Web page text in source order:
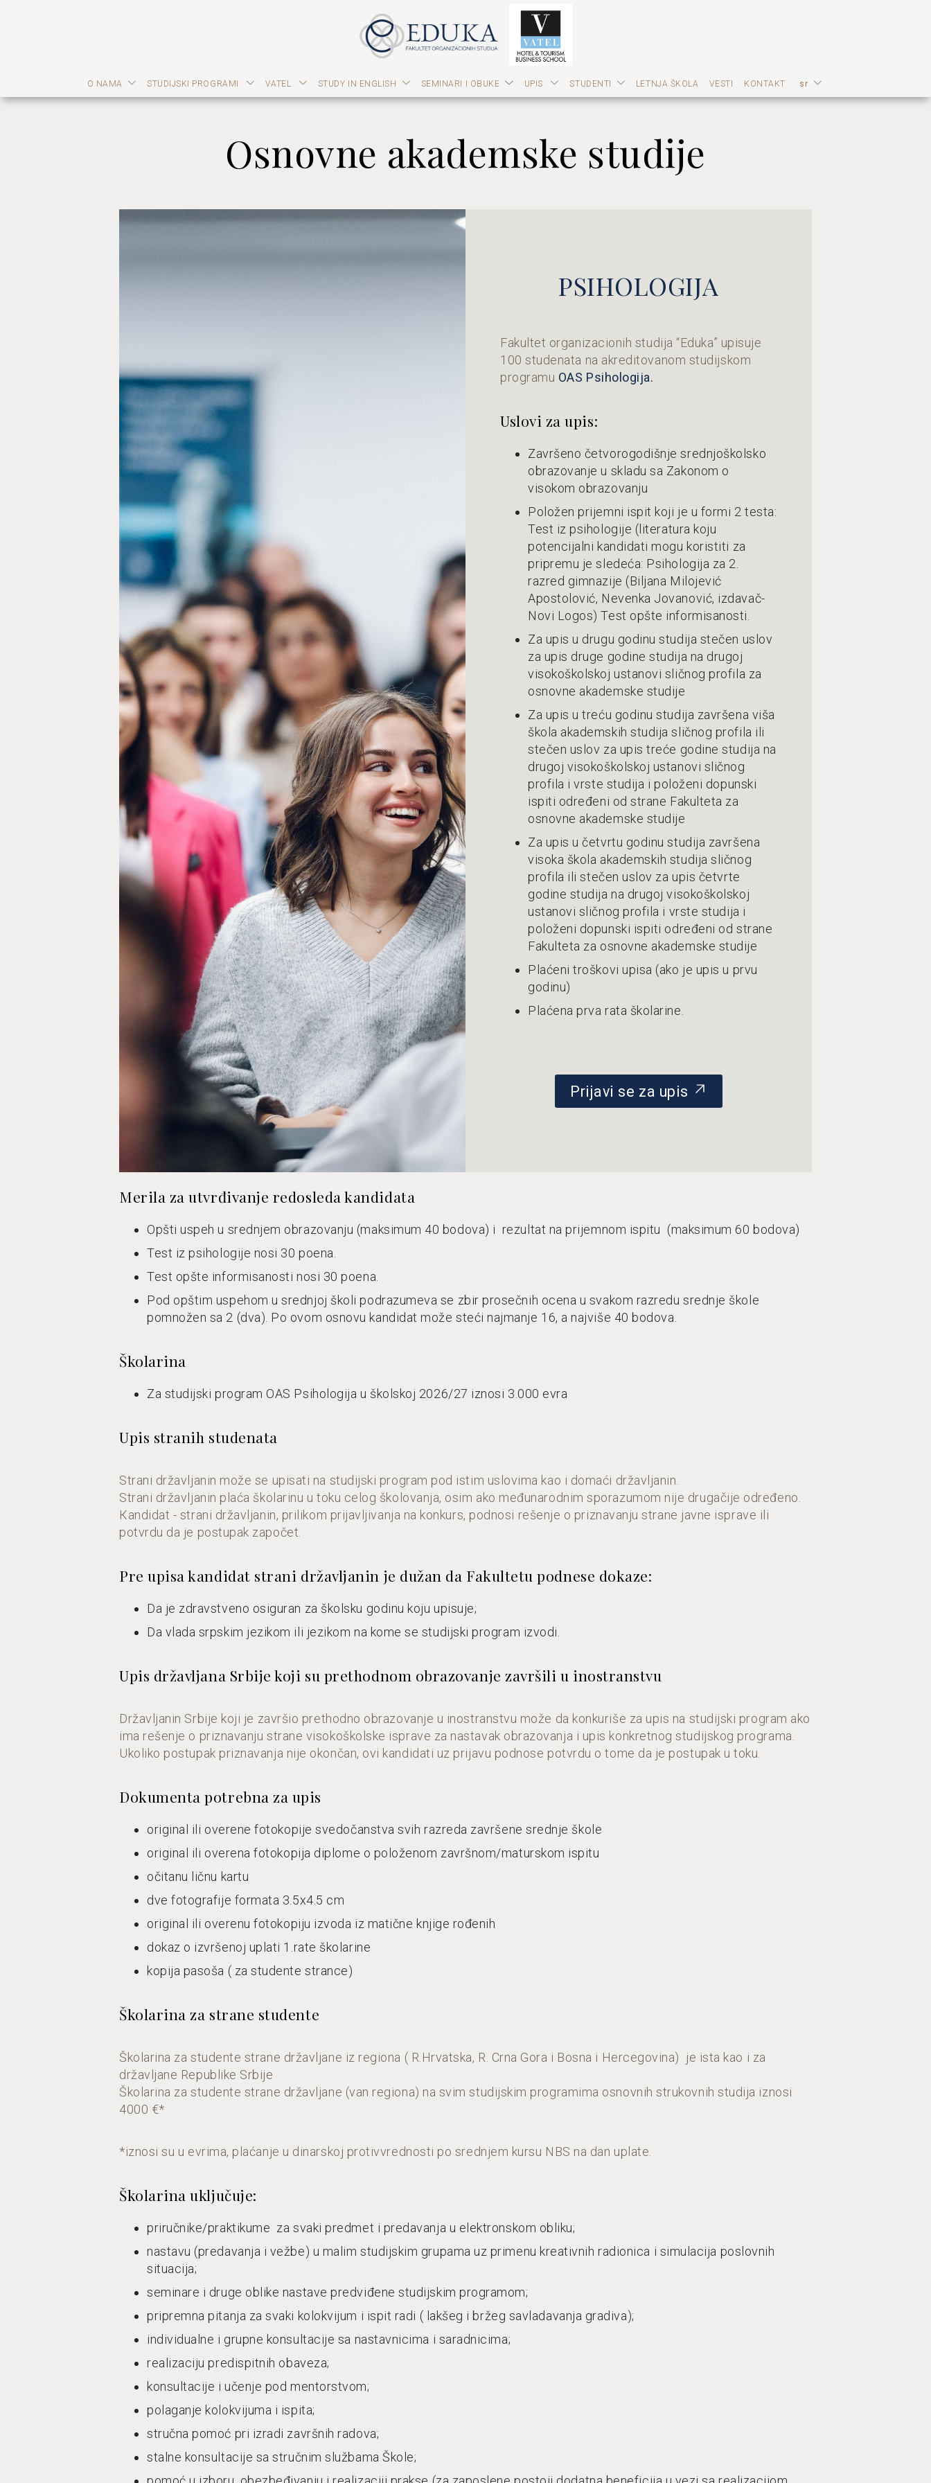
O NAMA STUDIJSKI PROGRAMI VATEL STUDY IN ENGLISH SEMINARI I OBUKE UPIS STUDENTI LETNJA ŠKOLA VESTI KONTAKT sr
Osnovne akademske studije
PSIHOLOGIJA
Fakultet organizacionih studija “Eduka” upisuje
100 studenata na akreditovanom studijskom
programu OAS Psihologija.
Uslovi za upis:
Završeno četvorogodišnje srednjoškolsko
obrazovanje u skladu sa Zakonom o
visokom obrazovanju
Položen prijemni ispit koji je u formi 2 testa:
Test iz psihologije (literatura koju
potencijalni kandidati mogu koristiti za
pripremu je sledeća: Psihologija za 2.
razred gimnazije (Biljana Milojević
Apostolović, Nevenka Jovanović, izdavač-
Novi Logos) Test opšte informisanosti.
Za upis u drugu godinu studija stečen uslov
za upis druge godine studija na drugoj
visokoškolskoj ustanovi sličnog profila za
osnovne akademske studije
Za upis u treću godinu studija završena viša
škola akademskih studija sličnog profila ili
stečen uslov za upis treće godine studija na
drugoj visokoškolskoj ustanovi sličnog
profila i vrste studija i položeni dopunski
ispiti određeni od strane Fakulteta za
osnovne akademske studije
Za upis u četvrtu godinu studija završena
visoka škola akademskih studija sličnog
profila ili stečen uslov za upis četvrte
godine studija na drugoj visokoškolskoj
ustanovi sličnog profila i vrste studija i
položeni dopunski ispiti određeni od strane
Fakulteta za osnovne akademske studije
Plaćeni troškovi upisa (ako je upis u prvu
godinu)
Plaćena prva rata školarine.
Prijavi se za upis
Merila za utvrđivanje redosleda kandidata
Opšti uspeh u srednjem obrazovanju (maksimum 40 bodova) i rezultat na prijemnom ispitu (maksimum 60 bodova)
Test iz psihologije nosi 30 poena.
Test opšte informisanosti nosi 30 poena.
Pod opštim uspehom u srednjoj školi podrazumeva se zbir prosečnih ocena u svakom razredu srednje škole
pomnožen sa 2 (dva). Po ovom osnovu kandidat može steći najmanje 16, a najviše 40 bodova.
Školarina
Za studijski program OAS Psihologija u školskoj 2026/27 iznosi 3.000 evra
Upis stranih studenata
Strani državljanin može se upisati na studijski program pod istim uslovima kao i domaći državljanin.
Strani državljanin plaća školarinu u toku celog školovanja, osim ako međunarodnim sporazumom nije drugačije određeno.
Кandidat - strani državljanin, prilikom prijavljivanja na konkurs, podnosi rešenje o priznavanju strane javne isprave ili
potvrdu da je postupak započet.
Pre upisa kandidat strani državljanin je dužan da Fakultetu podnese dokaze:
Da je zdravstveno osiguran za školsku godinu koju upisuje;
Da vlada srpskim jezikom ili jezikom na kome se studijski program izvodi.
Upis državljana Srbije koji su prethodnom obrazovanje završili u inostranstvu
Državljanin Srbije koji je završio prethodno obrazovanje u inostranstvu može da konkuriše za upis na studijski program ako
ima rešenje o priznavanju strane visokoškolske isprave za nastavak obrazovanja i upis konkretnog studijskog programa.
Ukoliko postupak priznavanja nije okončan, ovi kandidati uz prijavu podnose potvrdu o tome da je postupak u toku.
Dokumenta potrebna za upis
original ili overene fotokopije svedočanstva svih razreda završene srednje škole
original ili overena fotokopija diplome o položenom završnom/maturskom ispitu
očitanu ličnu kartu
dve fotografije formata 3.5x4.5 cm
original ili overenu fotokopiju izvoda iz matične knjige rođenih
dokaz o izvršenoj uplati 1.rate školarine
kopija pasoša ( za studente strance)
Školarina za strane studente
Školarina za studente strane državljane iz regiona ( R.Hrvatska, R. Crna Gora i Bosna i Hercegovina) je ista kao i za
državljane Republike Srbije
Školarina za studente strane državljane (van regiona) na svim studijskim programima osnovnih strukovnih studija iznosi
4000 €*
*iznosi su u evrima, plaćanje u dinarskoj protivvrednosti po srednjem kursu NBS na dan uplate.
Školarina uključuje:
priručnike/praktikume za svaki predmet i predavanja u elektronskom obliku;
nastavu (predavanja i vežbe) u malim studijskim grupama uz primenu kreativnih radionica i simulacija poslovnih
situacija;
seminare i druge oblike nastave predviđene studijskim programom;
pripremna pitanja za svaki kolokvijum i ispit radi ( lakšeg i bržeg savladavanja gradiva);
individualne i grupne konsultacije sa nastavnicima i saradnicima;
realizaciju predispitnih obaveza;
konsultacije i učenje pod mentorstvom;
polaganje kolokvijuma i ispita;
stručna pomoć pri izradi završnih radova;
stalne konsultacije sa stručnim službama Škole;